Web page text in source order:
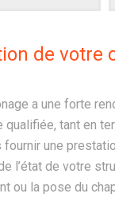
de votre
a une forte
qualifiée, tant en
une
l’état de votre
ou la pose du